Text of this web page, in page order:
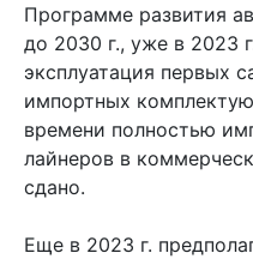
Программе развития
до 2030 г., уже в 2023
эксплуатация первых
импортных
времени полностью
лайнеров в
сдано.
Еще в 2023 г.